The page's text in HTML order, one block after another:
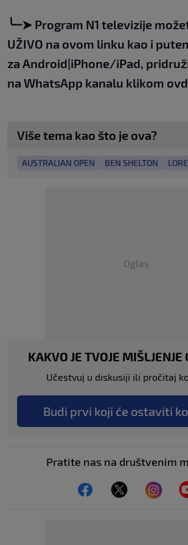
╰┈➤ Program N1 televizije
UŽIVO na ovom linku kao i
za Android|iPhone/iPad,
na WhatsApp kanalu klikom
Više tema kao što je ova?
AUSTRALIAN OPEN BEN SHELTON
Oglas
KAKVO JE TVOJE MIŠLJENJE
Učestvuj u diskusiji ili pročitaj
Budi prvi koji će ostaviti
Pratite nas na društvenim